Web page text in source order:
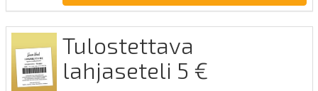
Tulostettava
lahjaseteli 5 €